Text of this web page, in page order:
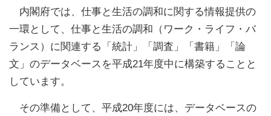
内閣府では、仕事と生活の調和に関する情報提供の
一環として、仕事と生活の調和（ワーク・ライフ・バ
ランス）に関連する「統計」「調査」「書籍」「論
文」のデータベースを平成21年度中に構築することと
しています。
その準備として、平成20年度には、データベースの